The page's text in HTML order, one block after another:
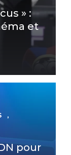
» :
et
,
pour